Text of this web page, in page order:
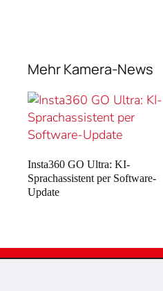
Mehr Kamera-News
Insta360 GO Ultra: KI-
Sprachassistent per Software-
Update